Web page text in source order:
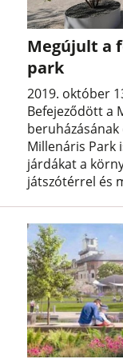
Megújult a
park
2019. október
Befejeződött a
Millenáris Park
járdákat a
játszótérrel és